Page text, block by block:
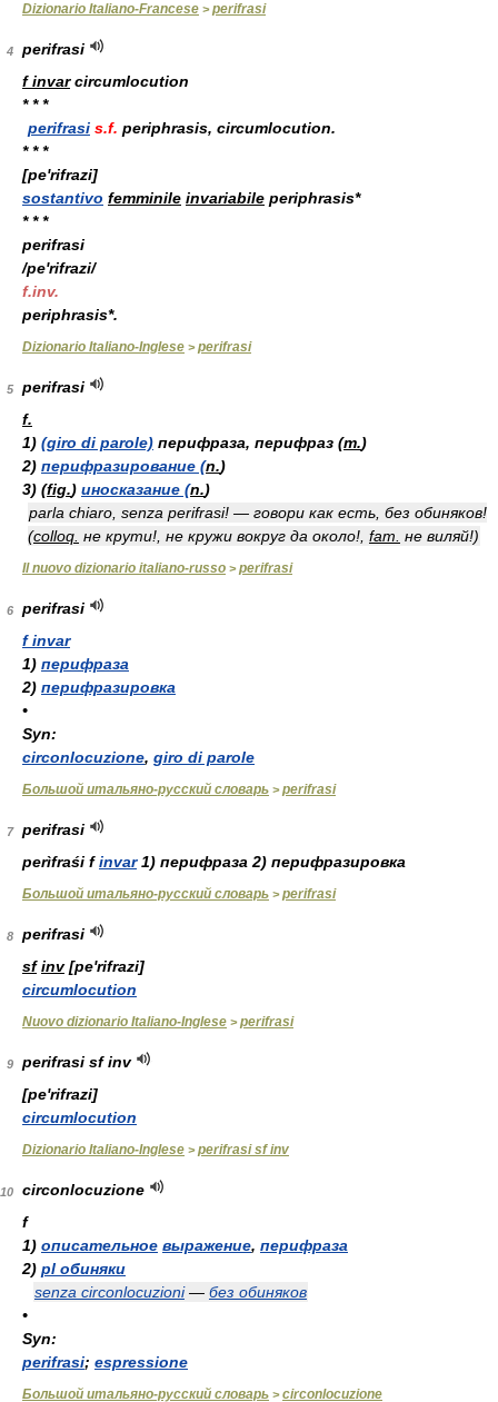
Dizionario Italiano-Francese >perifrasi
4
perifrasi
f invarcircumlocution
* * *
perifrasi s.f. periphrasis, circumlocution.
* * *
[pe'rifrazi]
sostantivo femminile invariabile periphrasis*
* * *
perifrasi
/pe'rifrazi/
f.inv.
periphrasis*.
Dizionario Italiano-Inglese >perifrasi
5
perifrasi
f.
1) (giro di parole) перифраза, перифраз (m.)
2) перифразирование (n.)
3) (fig.) иносказание (n.)
parla chiaro, senza perifrasi! — говори как есть, без обиняков!
(colloq. не крути!, не кружи вокруг да около!, fam. не виляй!)
Il nuovo dizionario italiano-russo >perifrasi
6
perifrasi
f invar
1) перифраза
2) перифразировка
•
Syn:
circonlocuzione, giro di parole
Большой итальяно-русский словарь >perifrasi
7
perifrasi
perìfraśi f invar 1) перифраза 2) перифразировка
Большой итальяно-русский словарь >perifrasi
8
perifrasi
sf inv[pe'rifrazi]
circumlocution
Nuovo dizionario Italiano-Inglese >perifrasi
9
perifrasi sf inv
[pe'rifrazi]
circumlocution
Dizionario Italiano-Inglese >perifrasi sf inv
10
circonlocuzione
f
1) описательное выражение, перифраза
2) pl обиняки
senza circonlocuzioni— без обиняков
•
Syn:
perifrasi; espressione
Большой итальяно-русский словарь >circonlocuzione